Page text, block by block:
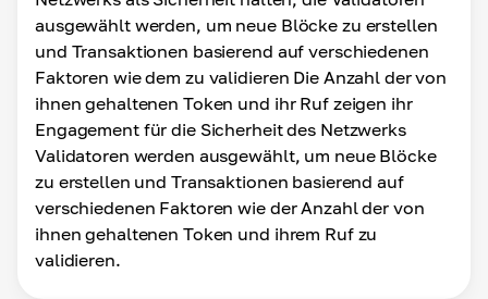
ausgewählt werden, um neue Blöcke zu erstellen
und Transaktionen basierend auf verschiedenen
Faktoren wie dem zu validieren Die Anzahl der von
ihnen gehaltenen Token und ihr Ruf zeigen ihr
Engagement für die Sicherheit des Netzwerks
Validatoren werden ausgewählt, um neue Blöcke
zu erstellen und Transaktionen basierend auf
verschiedenen Faktoren wie der Anzahl der von
ihnen gehaltenen Token und ihrem Ruf zu
validieren.